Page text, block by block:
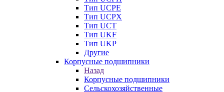
Тип UCPE
Тип UCPX
Тип UCT
Тип UKF
Тип UKP
Другие
Корпусные подшипники
Назад
Корпусные подшипники
Сельскохозяйственные